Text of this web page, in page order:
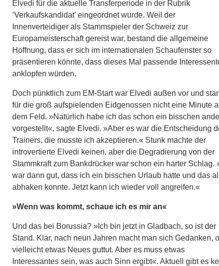
Elvedi für die aktuelle Transferperiode in der Rubrik
‘Verkaufskandidat’ eingeordnet wurde. Weil der
Innenverteidiger als Stammspieler der Schweiz zur
Europameisterschaft gereist war, bestand die allgemeine
Hoffnung, dass er sich im internationalen Schaufenster so
präsentieren könnte, dass dieses Mal passende
anklopfen würden.
Doch pünktlich zum EM-Start war Elvedi außen vor und
für die groß aufspielenden Eidgenossen nicht eine Minute
dem Feld. »Natürlich habe ich das schon ein bisschen
vorgestellt«, sagte Elvedi. »Aber es war die Entscheidung
Trainers, die musste ich akzeptieren.« Stunk machte der
introvertierte Elvedi keinen, aber die Degradierung von der
Stammkraft zum Bankdrücker war schon ein harter Schlag.
war dann gut, dass ich ein bisschen Urlaub hatte und das
abhaken konnte. Jetzt kann ich wieder voll angreifen.«
»Wenn was kommt, schaue ich es mir an«
Und das bei Borussia? »Ich bin jetzt in Gladbach, so ist der
Stand. Klar, nach neun Jahren macht man sich Gedanken,
vielleicht etwas Neues guttut. Aber es muss etwas
Interessantes sein, was auch Sinn ergibt«. Aktuell gibt es